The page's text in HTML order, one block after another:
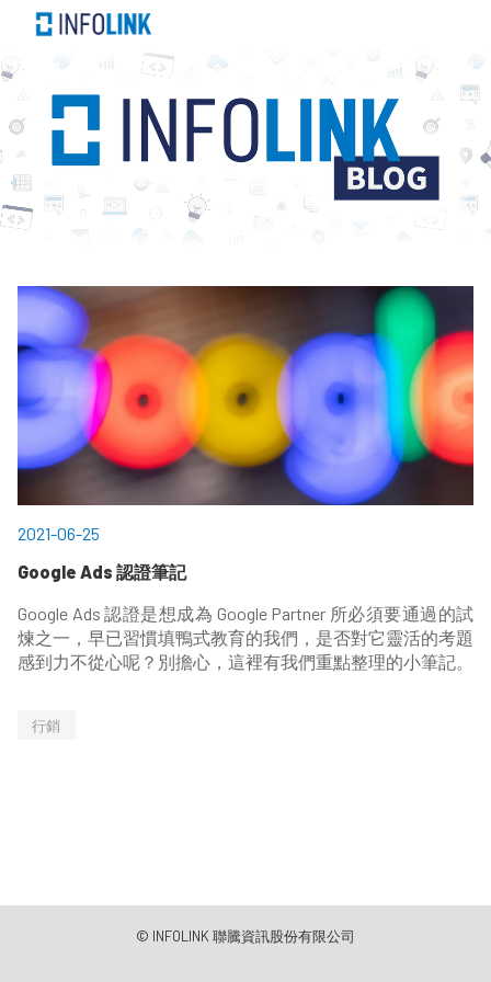
2021-06-25
Google Ads 認證筆記
Google Ads 認證是想成為 Google Partner 所必須要通過的試
煉之一，早已習慣填鴨式教育的我們，是否對它靈活的考題
感到力不從心呢？別擔心，這裡有我們重點整理的小筆記。
行銷
© INFOLINK 聯騰資訊股份有限公司